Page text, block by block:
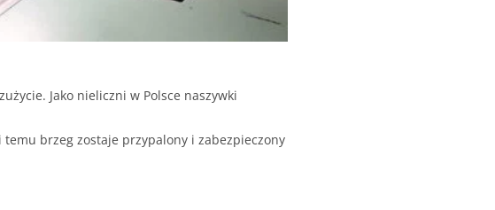
Jako nieliczni w Polsce naszywki
brzeg zostaje przypalony i zabezpieczony